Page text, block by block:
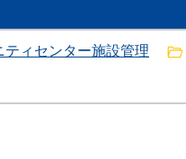
ティセンター施設管理